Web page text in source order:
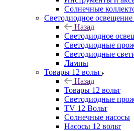
Солнечные
Светодиодное освещение
Назад
Светодиодное
Светодиодные
Светодиодные
Лампы
Товары 12 вольт
Назад
Товары 12 вольт
Светодиодные
TV 12 Вольт
Солнечные насосы
Насосы 12 вольт